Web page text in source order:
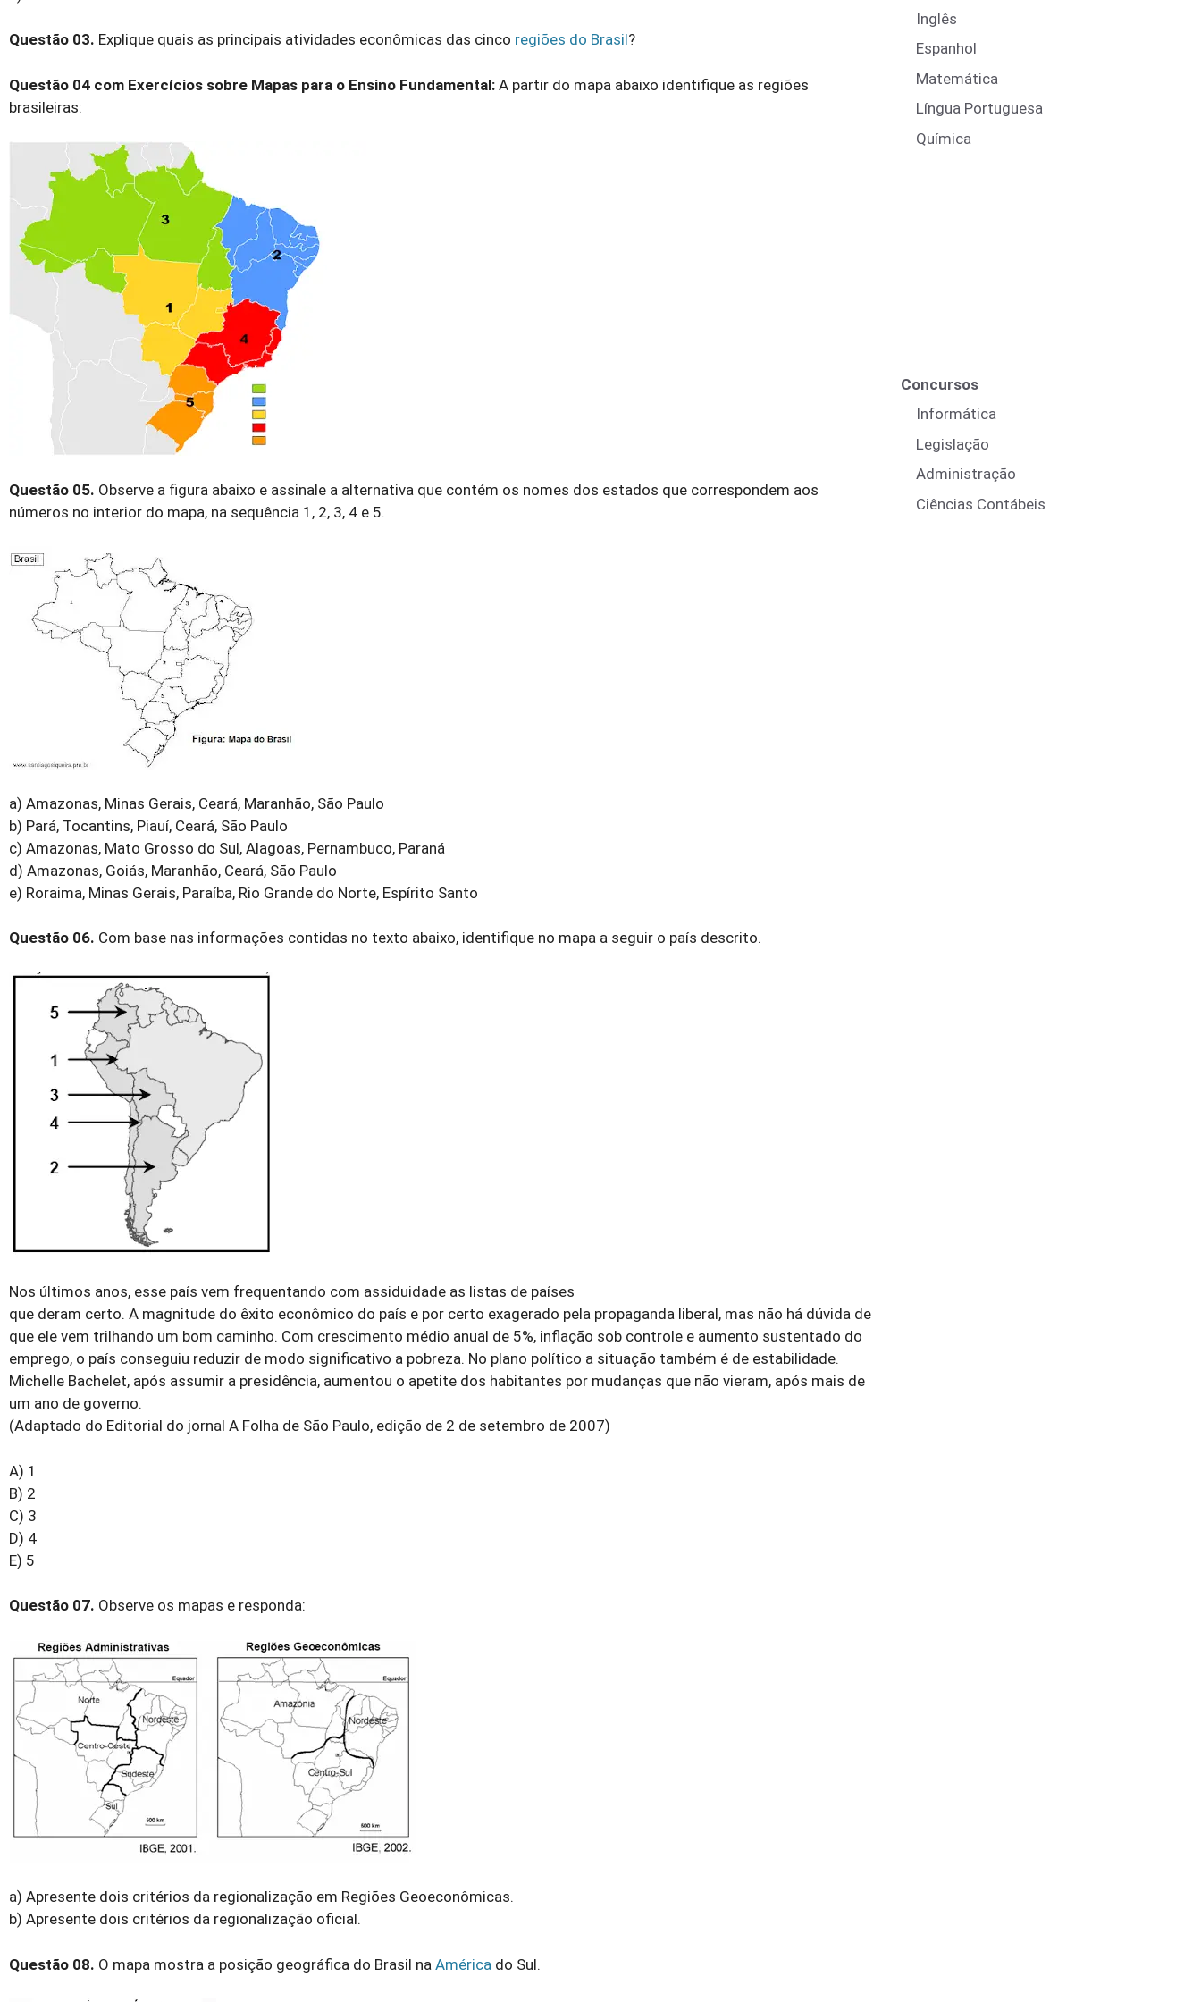
Questão 03. Explique quais as principais atividades econômicas das cinco regiões do Brasil?
Questão 04 com Exercícios sobre Mapas para o Ensino Fundamental: A partir do mapa abaixo identifique as regiões
brasileiras:
Questão 05. Observe a figura abaixo e assinale a alternativa que contém os nomes dos estados que correspondem aos
números no interior do mapa, na sequência 1, 2, 3, 4 e 5.
a) Amazonas, Minas Gerais, Ceará, Maranhão, São Paulo
b) Pará, Tocantins, Piauí, Ceará, São Paulo
c) Amazonas, Mato Grosso do Sul, Alagoas, Pernambuco, Paraná
d) Amazonas, Goiás, Maranhão, Ceará, São Paulo
e) Roraima, Minas Gerais, Paraíba, Rio Grande do Norte, Espírito Santo
Questão 06. Com base nas informações contidas no texto abaixo, identifique no mapa a seguir o país descrito.
Nos últimos anos, esse país vem frequentando com assiduidade as listas de países
que deram certo. A magnitude do êxito econômico do país e por certo exagerado pela propaganda liberal, mas não há dúvida de
que ele vem trilhando um bom caminho. Com crescimento médio anual de 5%, inflação sob controle e aumento sustentado do
emprego, o país conseguiu reduzir de modo significativo a pobreza. No plano político a situação também é de estabilidade.
Michelle Bachelet, após assumir a presidência, aumentou o apetite dos habitantes por mudanças que não vieram, após mais de
um ano de governo.
(Adaptado do Editorial do jornal A Folha de São Paulo, edição de 2 de setembro de 2007)
A) 1
B) 2
C) 3
D) 4
E) 5
Questão 07. Observe os mapas e responda:
a) Apresente dois critérios da regionalização em Regiões Geoeconômicas.
b) Apresente dois critérios da regionalização oficial.
Questão 08. O mapa mostra a posição geográfica do Brasil na América do Sul.
Inglês
Espanhol
Matemática
Língua Portuguesa
Química
Concursos
Informática
Legislação
Administração
Ciências Contábeis